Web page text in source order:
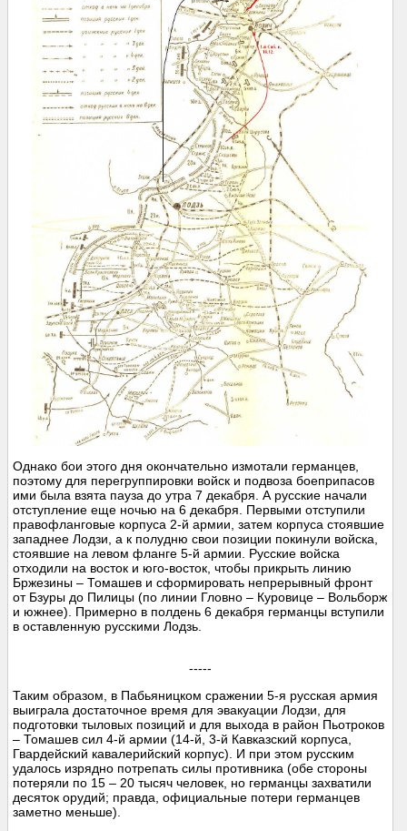
Однако бои этого дня окончательно измотали германцев,
поэтому для перегруппировки войск и подвоза боеприпасов
ими была взята пауза до утра 7 декабря. А русские начали
отступление еще ночью на 6 декабря. Первыми отступили
правофланговые корпуса 2-й армии, затем корпуса стоявшие
западнее Лодзи, а к полудню свои позиции покинули войска,
стоявшие на левом фланге 5-й армии. Русские войска
отходили на восток и юго-восток, чтобы прикрыть линию
Бржезины – Томашев и сформировать непрерывный фронт
от Бзуры до Пилицы (по линии Гловно – Куровице – Вольборж
и южнее). Примерно в полдень 6 декабря германцы вступили
в оставленную русскими Лодзь.
-----
Таким образом, в Пабьяницком сражении 5-я русская армия
выиграла достаточное время для эвакуации Лодзи, для
подготовки тыловых позиций и для выхода в район Пьотроков
– Томашев сил 4-й армии (14-й, 3-й Кавказский корпуса,
Гвардейский кавалерийский корпус). И при этом русским
удалось изрядно потрепать силы противника (обе стороны
потеряли по 15 – 20 тысяч человек, но германцы захватили
десяток орудий; правда, официальные потери германцев
заметно меньше).